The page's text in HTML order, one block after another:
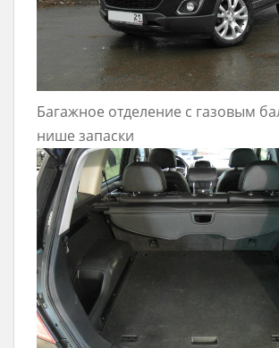
Багажное отделение с газовым
нише запаски